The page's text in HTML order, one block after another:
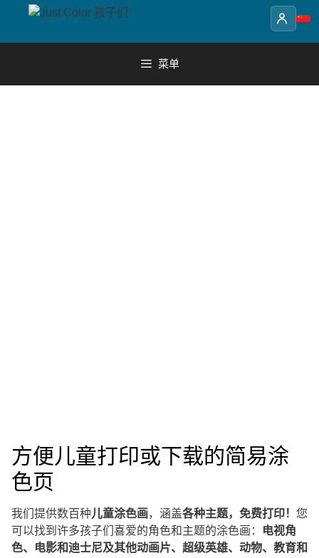
content
菜单
方便儿童打印或下载的简易涂
色页
我们提供数百种儿童涂色画，涵盖各种主题，免费打印！ 您
可以找到许多孩子们喜爱的角色和主题的涂色画：
电视角
色、电影和迪士尼及其他动画片、超级英雄、动物、教育和